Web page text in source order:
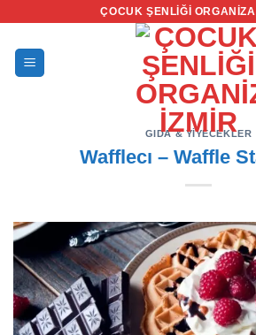
ÇOCUK ŞENLIĞI
GIDA & YIYECEKLER
Wafflecı – Waffle